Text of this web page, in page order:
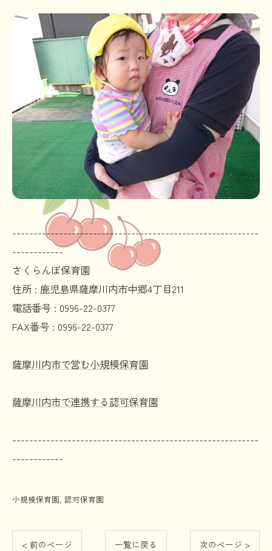
----------------------------------------------------------
------------
さくらんぼ保育園
住所 : 鹿児島県薩摩川内市中郷4丁目211
電話番号 : 0996-22-0377
FAX番号 : 0996-22-0377
薩摩川内市で営む小規模保育園
薩摩川内市で連携する認可保育園
----------------------------------------------------------
------------
小規模保育園 認可保育園
< 前のページ 一覧に戻る 次のページ >